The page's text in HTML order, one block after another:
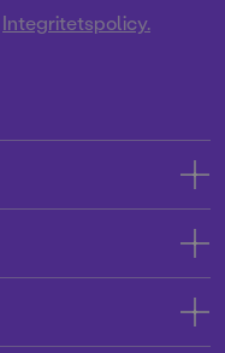
Integritetspolicy.